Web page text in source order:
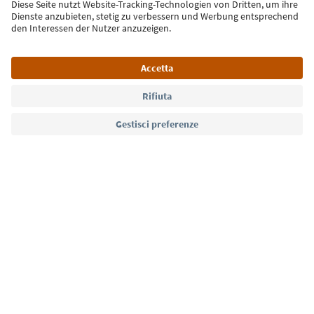
Iscriviti alla newsletter